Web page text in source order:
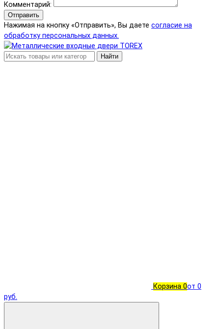
Комментарий:
Отправить
Нажимая на кнопку «Отправить», Вы даете согласие на
обработку персональных данных.
Найти
Корзина 0от 0
руб.